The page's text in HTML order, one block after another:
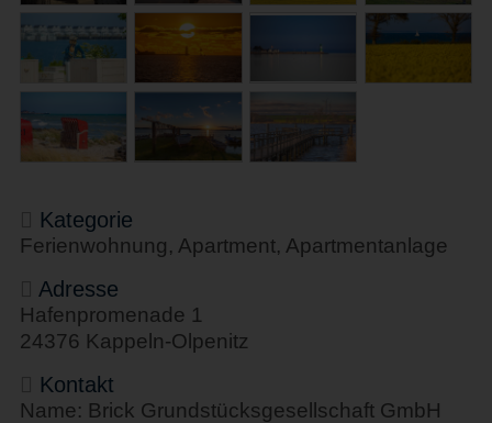
Kategorie
Ferienwohnung, Apartment, Apartmentanlage
Adresse
Hafenpromenade 1
24376 Kappeln-Olpenitz
Kontakt
Name: Brick Grundstücksgesellschaft GmbH